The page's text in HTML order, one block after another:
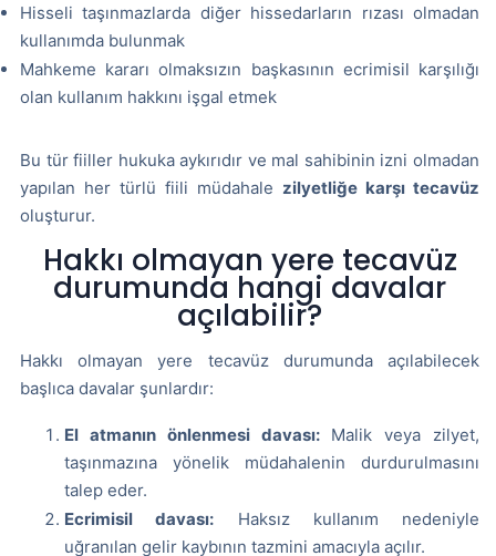
Hisseli taşınmazlarda diğer hissedarların rızası olmadan
kullanımda bulunmak
Mahkeme kararı olmaksızın başkasının ecrimisil karşılığı
olan kullanım hakkını işgal etmek
Bu tür fiiller hukuka aykırıdır ve mal sahibinin izni olmadan
yapılan her türlü fiili müdahale zilyetliğe karşı tecavüz
oluşturur.
Hakkı olmayan yere tecavüz
durumunda hangi davalar
açılabilir?
Hakkı olmayan yere tecavüz durumunda açılabilecek
başlıca davalar şunlardır:
El atmanın önlenmesi davası:Malik veya zilyet,
taşınmazına yönelik müdahalenin durdurulmasını
talep eder.
Ecrimisil davası: Haksız kullanım nedeniyle
uğranılan gelir kaybının tazmini amacıyla açılır.